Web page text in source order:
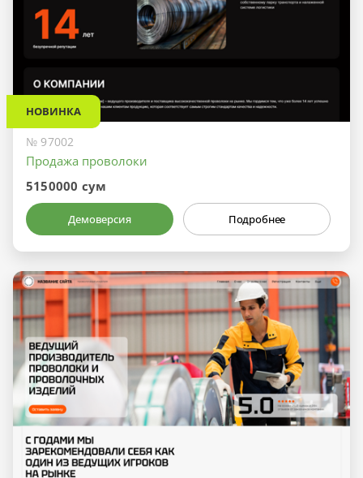
НОВИНКА
№ 97002
Продажа проволоки
5150000 сум
Демоверсия Подробнее